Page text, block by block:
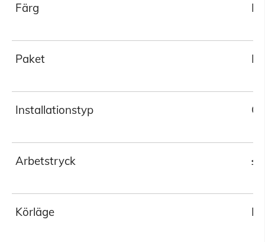
Färg
Paket
Installationstyp
Arbetstryck
Körläge